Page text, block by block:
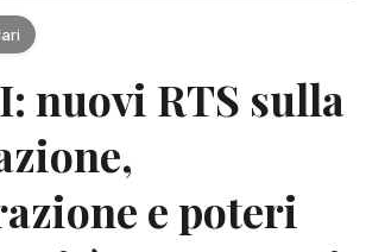
nuovi RTS sulla
e poteri